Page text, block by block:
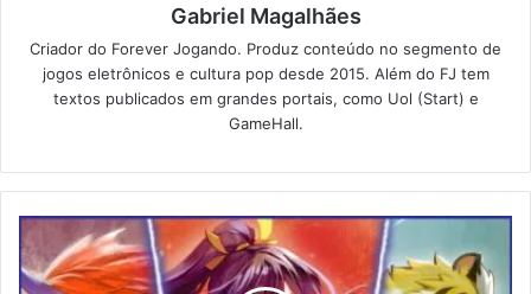
Gabriel Magalhães
Criador do Forever Jogando. Produz conteúdo no segmento de
jogos eletrônicos e cultura pop desde 2015. Além do FJ tem
textos publicados em grandes portais, como Uol (Start) e
GameHall.